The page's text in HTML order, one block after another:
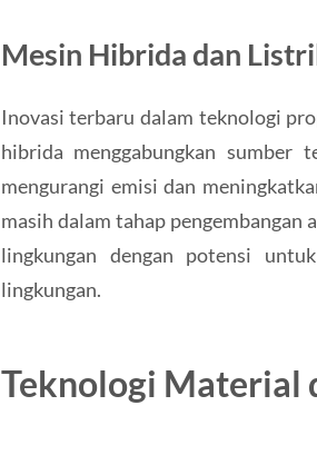
Mesin Hibrida dan
Inovasi terbaru dalam teknologi
hibrida menggabungkan sumber
mengurangi emisi dan
masih dalam tahap pengembangan
lingkungan dengan potensi
lingkungan.
Teknologi Material